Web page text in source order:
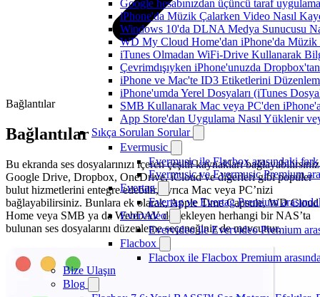
Google hesabınızdan üçüncü taraf
iPhone'da Müzik Çalarken Video Nasıl
Windows 10'da DLNA Medya Sunucusu
WD My Cloud Home'dan iPhone'da Müzik
iTunes Olmadan WiFi-Drive Kullanarak
Çevrimdışıyken iPhone'unuzda
iPhone ve Mac'te ID3 Etiketlerini
iPhone'umda Yerel Dosyaları (iTunes
SMB Kullanarak Mac veya PC'den
App Store'dan Uygulama Nasıl Yüklenir
Sıkça Sorulan Sorular
Evermusic
Evermusic ile Flacbox arasındaki
Evermusic ve Evermusic Premium
Evertag
Evertag ve Evertag Premium
Evervideo
Evervideo ile Evervideo Premium
Flacbox
Flacbox ile Flacbox Premium
Bize Ulaşın
Blog
Bağlantılar
Bağlantılar
Bu ekranda ses dosyalarınızı içeren çeşitli kaynakları
Google Drive, Dropbox, OneDrive, iCloud ve diğerleri gibi popüler
bulut hizmetlerini entegre edebilir, ayrıca Mac veya PC’nizi
bağlayabilirsiniz. Bunlara ek olarak, Apple Time Capsule, WD Cloud
Home veya SMB ya da WebDAV destekleyen herhangi bir NAS’ta
bulunan ses dosyalarını düzenleme seçeneğiniz de mevcuttur.